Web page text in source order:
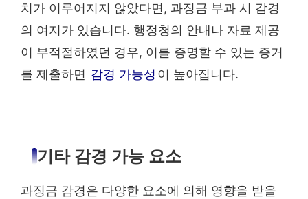
치가 이루어지지 않았다면, 과징금 부과 시 감경
의 여지가 있습니다. 행정청의 안내나 자료 제공
이 부적절하였던 경우, 이를 증명할 수 있는 증거
를 제출하면 감경 가능성 이 높아집니다.
기타 감경 가능 요소
과징금 감경은 다양한 요소에 의해 영향을 받을